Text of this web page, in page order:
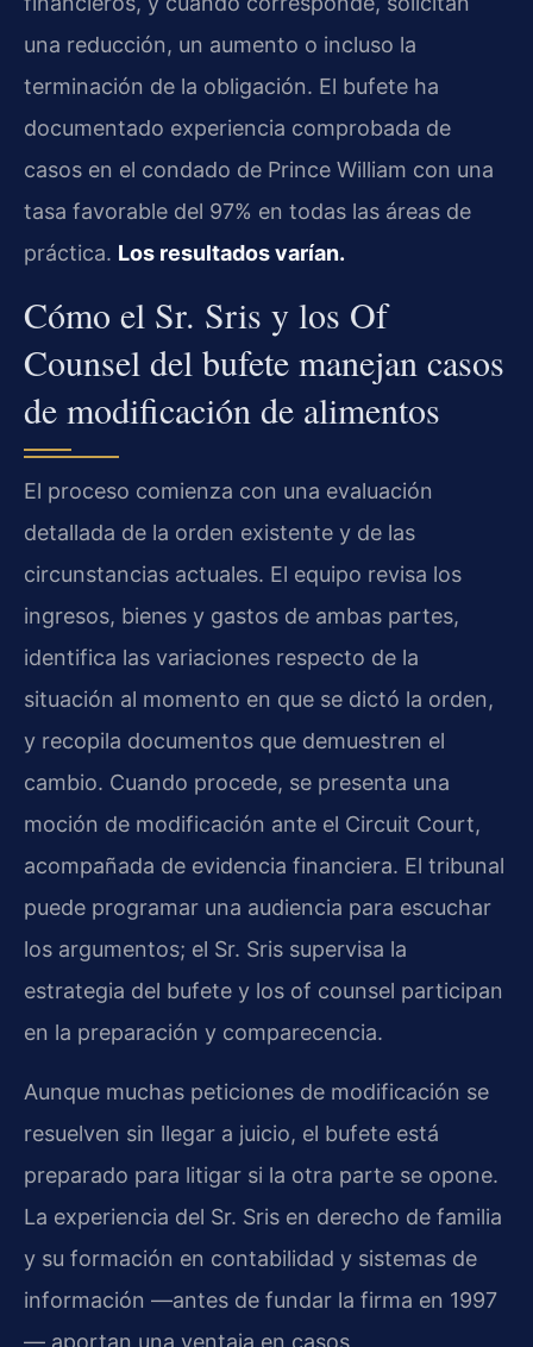
una reducción, un aumento o incluso la
terminación de la obligación. El bufete ha
documentado experiencia comprobada de
casos en el condado de Prince William con una
tasa favorable del 97% en todas las áreas de
práctica. Los resultados varían.
Cómo el Sr. Sris y los Of
Counsel del bufete manejan casos
de modificación de alimentos
El proceso comienza con una evaluación
detallada de la orden existente y de las
circunstancias actuales. El equipo revisa los
ingresos, bienes y gastos de ambas partes,
identifica las variaciones respecto de la
situación al momento en que se dictó la orden,
y recopila documentos que demuestren el
cambio. Cuando procede, se presenta una
moción de modificación ante el Circuit Court,
acompañada de evidencia financiera. El tribunal
puede programar una audiencia para escuchar
los argumentos; el Sr. Sris supervisa la
estrategia del bufete y los of counsel participan
en la preparación y comparecencia.
Aunque muchas peticiones de modificación se
resuelven sin llegar a juicio, el bufete está
preparado para litigar si la otra parte se opone.
La experiencia del Sr. Sris en derecho de familia
y su formación en contabilidad y sistemas de
información —antes de fundar la firma en 1997
— aportan una ventaja en casos